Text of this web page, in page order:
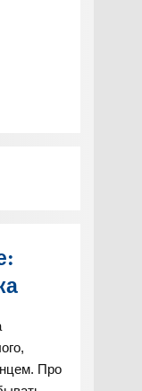
Про